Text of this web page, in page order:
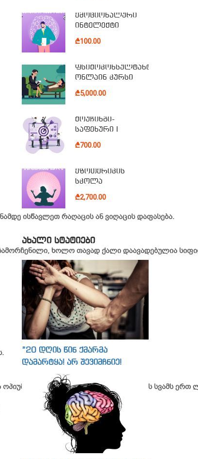
ისწავლეთ რაღაცის ან ვიღაცის დაფასება.
ხოლო თავად ქალი დაავადებულია
ბევრს ეწევა და ყოველ საღამოს სვამს ერთ
ემოციონალური
ინტელექტი
₾100.00
ფსიქოკონსულტანტის
ონლაინ კურსი
₾5,000.00
ქოუჩინგი-
საფეხური I
₾700.00
ეზოთერიკის
სკოლა
₾2,700.00
ᲐᲮᲐᲚᲘ ᲡᲢᲐᲢᲘᲔᲑᲘ
”20 დღის წინ ქმარმა
დამარტყა! არ შევიმჩნიე!